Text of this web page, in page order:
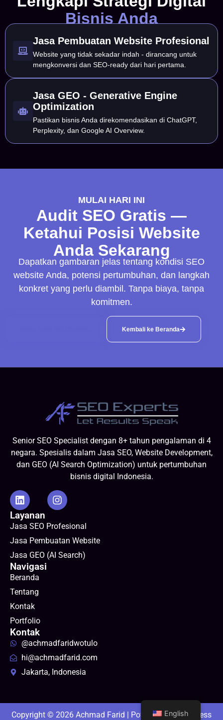
Bisnis Anda
Jasa Pembuatan Website Profesional
Website yang tidak sekadar indah - dirancang untuk
mengkonversi dan SEO-ready dari hari pertama.
Jasa GEO - Generative Engine
Optimization
Pastikan bisnis Anda direkomendasikan di ChatGPT,
Perplexity, dan Google AI Overview.
MULAI HARI INI
Audit SEO Gratis —
Ketahui Posisi Website
Anda Sekarang
Dapatkan gambaran jelas tentang kondisi SEO
website Anda, potensi pertumbuhan, dan langkah
konkret yang perlu diambil. Tanpa biaya, tanpa
komitmen.
Kembali ke Beranda
Senior SEO Specialist dengan 8+ tahun pengalaman di 4
negara. Spesialis dalam Jasa SEO, Website Development,
dan GEO (AI Search Optimization) untuk pertumbuhan
bisnis digital Indonesia.
Layanan
Jasa SEO Profesional
Jasa Pembuatan Website
Jasa GEO (AI Search)
Navigasi
Beranda
Tentang
Kontak
Portfolio
Kontak
@achmadfaridwotulo
hi@achmadfarid.com
Jakarta, Indonesia
Copyright © 2026 Achmad Farid | Powered by WordPress
English